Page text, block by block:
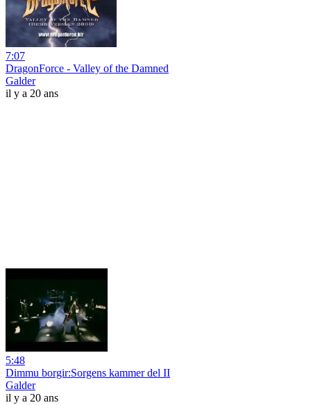
7:07
DragonForce - Valley of the Damned
Galder
il y a 20 ans
5:48
Dimmu borgir:Sorgens kammer del II
Galder
il y a 20 ans